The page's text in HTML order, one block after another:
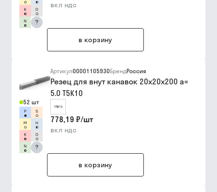
?
вкл ндс
в корзину
52 шт
?
Артикул00001105930БрендРоссия
Резец для внут канавок 20х20х200 a=
5.0 Т5К10
778,19 ₽/шт
вкл ндс
в корзину